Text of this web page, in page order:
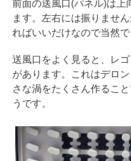
前面の送風口(パネル)は上
ます。左右には振りませ
ればいいだけなので当然で
送風口をよく見ると、レ
があります。これはデロ
さな渦をたくさん作るこ
うです。